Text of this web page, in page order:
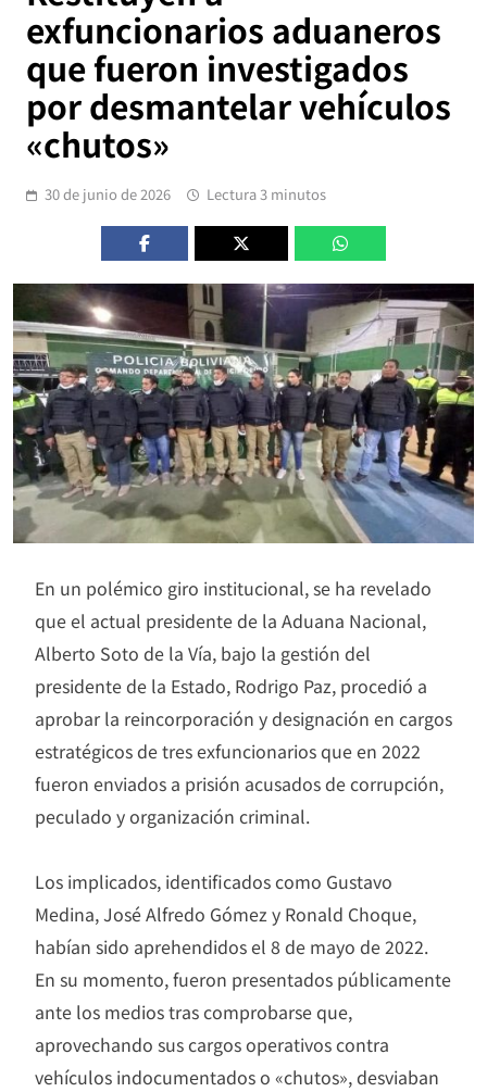
exfuncionarios aduaneros
que fueron investigados
por desmantelar vehículos
«chutos»
30 de junio de 2026 Lectura 3 minutos
En un polémico giro institucional, se ha revelado
que el actual presidente de la Aduana Nacional,
Alberto Soto de la Vía, bajo la gestión del
presidente de la Estado, Rodrigo Paz, procedió a
aprobar la reincorporación y designación en cargos
estratégicos de tres exfuncionarios que en 2022
fueron enviados a prisión acusados de corrupción,
peculado y organización criminal.
Los implicados, identificados como Gustavo
Medina, José Alfredo Gómez y Ronald Choque,
habían sido aprehendidos el 8 de mayo de 2022.
En su momento, fueron presentados públicamente
ante los medios tras comprobarse que,
aprovechando sus cargos operativos contra
vehículos indocumentados o «chutos», desviaban